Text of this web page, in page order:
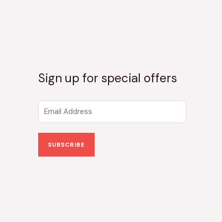
Sign up for special offers
m
a
SUBSCRIBE